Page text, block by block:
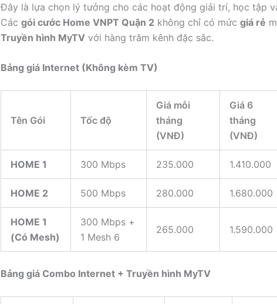
Đây là lựa chọn lý tưởng cho các hoạt động giải trí, học tập
Các gói cước Home VNPT Quận 2 không chỉ có mức giá rẻ
Truyền hình MyTV với hàng trăm kênh đặc sắc.
Bảng giá Internet (Không kèm TV)
Tên Gói Tốc độ
Giá mỗi
tháng
(VNĐ)
Giá 6
tháng
(VNĐ)
HOME 1 300 Mbps 235.000 1.410.000
HOME 2 500 Mbps 280.000 1.680.000
HOME 1
(Có Mesh)
300 Mbps +
1 Mesh 6
265.000 1.590.000
Bảng giá Combo Internet + Truyền hình MyTV